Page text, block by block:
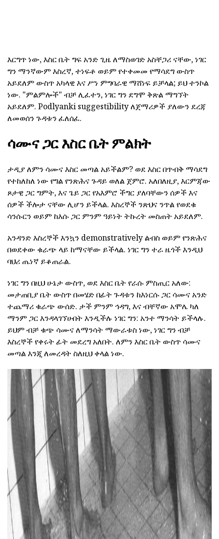
እርግጥ ነው, እስር ቤት ግፍ አንድ ጊዜ ለማስወገድ አስቸጋሪ ናቸው, ነገር
ግን ማንኛውም እስረኛ, ተነፍቶ ወይም የተቀመመ የማሳደግ ውስጥ
አይደለም ውስጥ አካላዊ እና ሥነ ምግባራዊ ማሸነፍ ይቻላል; ይህ ተንኮል
ነው. "ምልምሎች" ብቻ ሊፈተን, ነገር ግን ደግሞ ቅጽል ማግኘት
አይደለም. Podlyanki suggestibility ለጀማሪዎች ያለውን ደረጃ
ለመወሰን ጉዳቱን ፈለሰፈ.
ሳሙና ጋር እስር ቤት ምልክት
ታዲያ ለምን ሳሙና እስር መጣል አይችልም? ወደ እስር በጥብቅ ማሳደግ
የተከለከለ ነው የግል የንጽሕና ጉዳይ ወለል ጀምሮ. አለበለዚያ, እርምጃው
ጾታዊ ጋር ግምት, እና ጌይ ጋር የአእምሮ ችግር ያለባቸውን ሰዎች እና
ሰዎች ችሎታ ናቸው ሊሆን ይችላል. እስረኞች ንጽህና ንጥል የወደቁ
ሳንሱርን ወይም ከእሱ ጋር ምንም ዓይነት ትኩረት መስጠት አይደለም.
አንዳንድ እስረኞች እንኳን demonstratively ልብስ ወይም የንጽሕና
በወደቀው ቁራጭ ላይ ከማናቸው ይችላል. ነገር ግን ተራ ዜጎች እንዲህ
ባህሪ ጤነኛ ይቆጠራል.
ነገር ግን በዚህ ሁኔታ ውስጥ, ወደ እስር ቤት የራሱ ምስጢር አለው:
መታጠቢያ ቤት ውስጥ በመሄድ በፊት ጉዳቱን ከእነርሱ ጋር ሳሙና አንድ
ተጨማሪ ቁራጭ ውሰድ. ታች ምንም ኅዳግ, እና ብቸኛው አሞሌ ካለ
ማንም ጋር እንዳላገኘሁበት እንዲችሉ ነገር ግን: አንተ ማንሳት ይችላሉ.
ይህም ብቻ ቁጭ ሳሙና ለማንሳት ማውራቱስ ነው, ነገር ግን ብቻ
እስረኞች የቀሩት ፊት መደረግ አለበት. ለምን እስር ቤት ውስጥ ሳሙና
መጣል እንጂ ለመረዳት ስለዚህ ቀላል ነው.